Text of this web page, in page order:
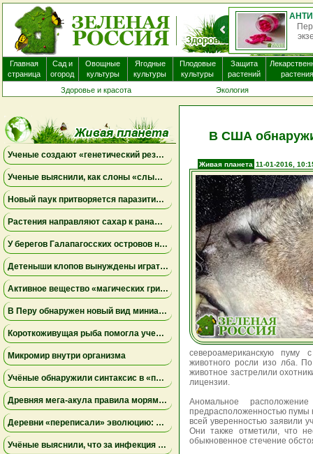
Главная
страница
Сад и
огород
Овощные
культуры
Ягодные
культуры
Плодовые
культуры
Защита
растений
растения
Здоровье и красота
Экология
Ученые создают «генетический резерв» коал, замораживая яйцеклетки и сперматозоиды
Ученые выяснили, как слоны «слышат» шаги и передают сообщения через землю
Новый паук притворяется паразитическим грибом
Растения направляют сахар к ранам, чтобы быстрее восстановиться
У берегов Галапагосских островов нашли крошечного синего осьминога нового вида
Детеныши клопов вынуждены играть в «рулетку», чтобы вовремя найти бактерий-партнеров для выживания
Активное вещество «магических грибов» сделало рыб менее агрессивными и менее активными
В Перу обнаружен новый вид миниатюрной сумчатой лягушки, вынашивающей потомство на спине
Короткоживущая рыба помогла ученым раскрыть тайны старения иммунитета
Микромир внутри организма
Учёные обнаружили синтаксис в «перекличках» диких попугаев
Древняя мегa-акула правила морями Австралии за 15 миллионов лет до мегалодона
Деревни «переписали» эволюцию: апеннинские медведи в Италии стали меньше и спокойнее
Учёные выяснили, что за инфекция уничтожила армию Наполеона в России: это был не тиф
В США
Живая планета 11-01-2016,
североамериканскую пуму
животного росли изо лба.
животное застрелили
лицензии.
Аномальное
предрасположенностью пумы
всей уверенностью заявили
Они также отметили, что
обыкновенное стечение